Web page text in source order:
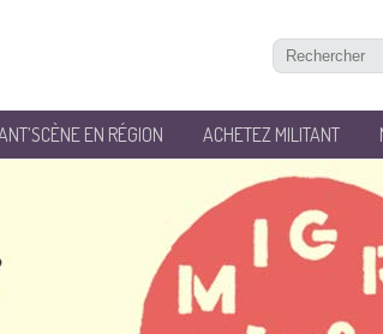
EN RÉGION ACHETEZ MILITANT